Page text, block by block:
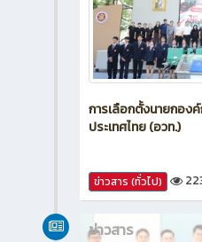
การเลือกตั้งนายกอง
ประเทศไทย (อวท.)
ข่าวสาร (ทั่วไป)
ข่าวสาร